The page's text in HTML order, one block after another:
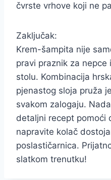
čvrste vrhove koji ne
Zaključak:
Krem-šampita nije
pravi praznik za nepce
stolu. Kombinacija
pjenastog sloja pruža
svakom zalogaju.
detaljni recept pomoći
napravite kolač
poslastičarnica.
slatkom trenutku!